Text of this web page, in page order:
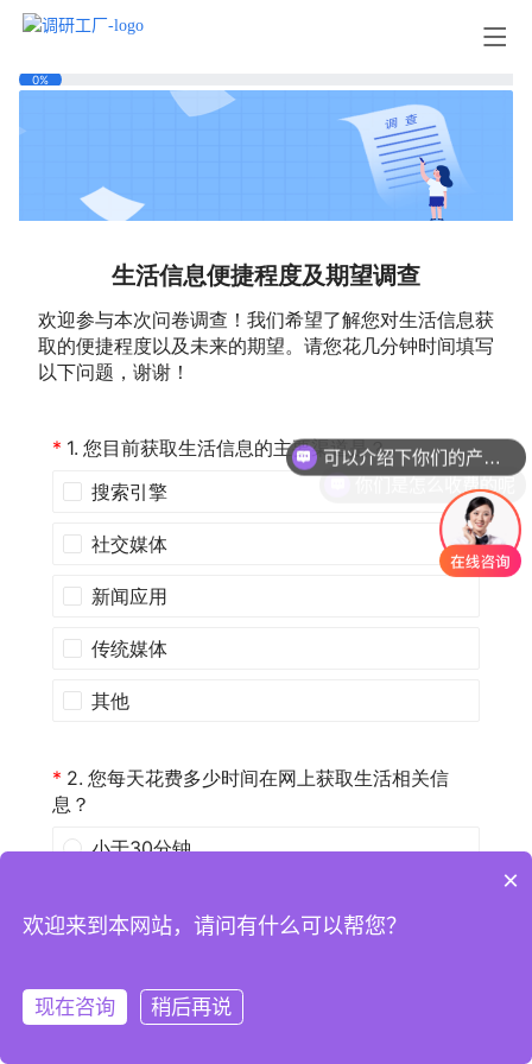
注册
你们是怎么收费的呢
×
欢迎来到本网站，请问有什么可以帮您？
现在咨询 稍后再说